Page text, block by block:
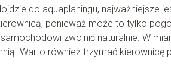
do aquaplaningu, najważniejsze
ponieważ może to tylko
zwolnić naturalnie. W
Warto również trzymać kierownicę